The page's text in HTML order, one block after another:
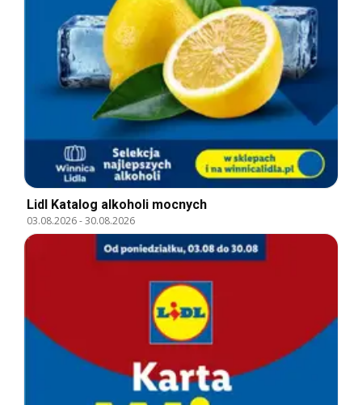
Lidl Katalog alkoholi mocnych
03.08.2026-30.08.2026